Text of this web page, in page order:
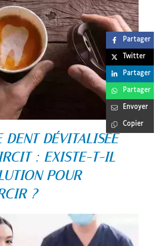
DENT DÉVITALISÉE
: EXISTE-T-IL
POUR
?
Partager
Twitter
Partager
Partager
Envoyer
Copier